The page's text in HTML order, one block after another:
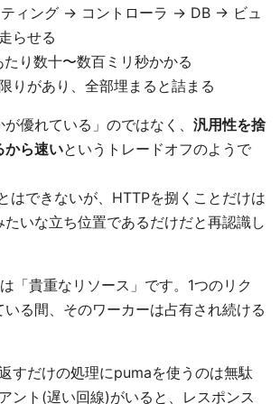
ティング → コントローラ → DB → ビュ
らせる
たり数十〜数百ミリ秒かかる
りがあり、全部埋まると詰まる
優れている」のではなく、 汎用性を捨
から速いというトレードオフのようで
はできないが、HTTPを捌くことだけは
いな立ち位置であるだけだと再認識し
「貴重なリソース」です。1つのリク
る間、そのワーカーは占有され続ける
すだけの処理にpumaを使うのは無駄
ント(遅い回線)がいると、レスポンス